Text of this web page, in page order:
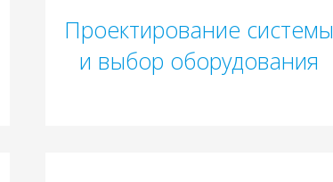
Проектирование системы
и выбор оборудования